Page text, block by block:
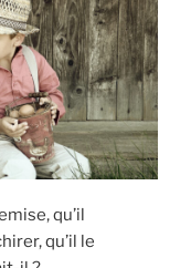
qu’il
qu’il le